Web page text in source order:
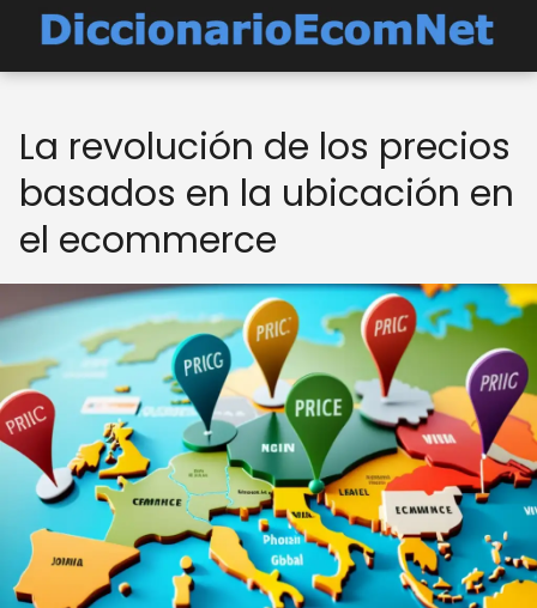
La revolución de los precios
basados en la ubicación en
el ecommerce